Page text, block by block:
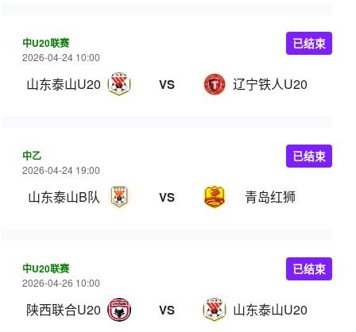
中U20联赛
2026-04-24 10:00
山东泰山U20 VS 辽宁铁人U20
已结束
中乙
2026-04-24 19:00
山东泰山B队 VS 青岛红狮
已结束
中U20联赛
2026-04-26 10:00
陕西联合U20 VS 山东泰山U20
已结束